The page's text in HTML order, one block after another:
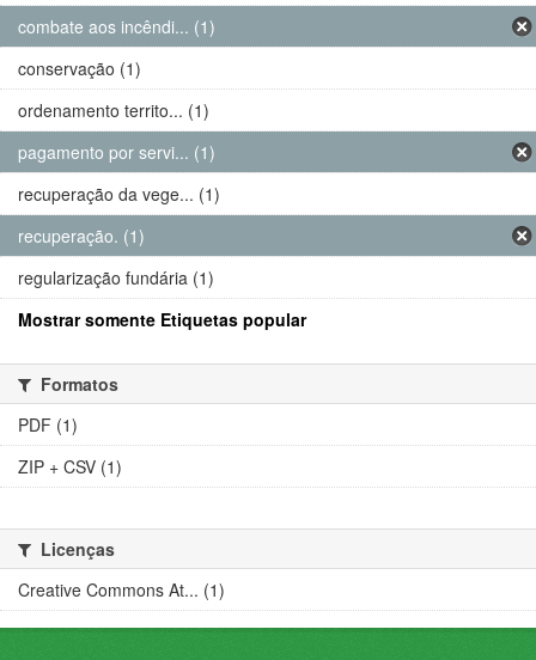
combate aos incêndi... (1)
conservação (1)
ordenamento territo... (1)
pagamento por servi... (1)
recuperação da vege... (1)
recuperação. (1)
regularização fundária (1)
Mostrar somente Etiquetas popular
Formatos
PDF (1)
ZIP + CSV (1)
Licenças
Creative Commons At... (1)